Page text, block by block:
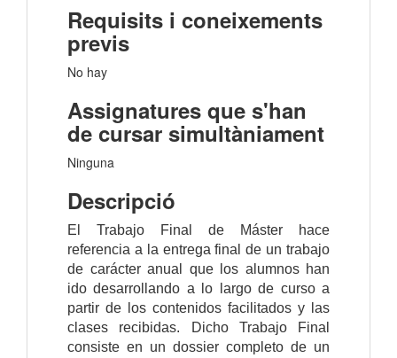
Requisits i coneixements
previs
No hay
Assignatures que s'han
de cursar simultàniament
Ninguna
Descripció
El Trabajo Final de Máster hace
referencia a la entrega final de un trabajo
de carácter anual que los alumnos han
ido desarrollando a lo largo de curso a
partir de los contenidos facilitados y las
clases recibidas. Dicho Trabajo Final
consiste en un dossier completo de un